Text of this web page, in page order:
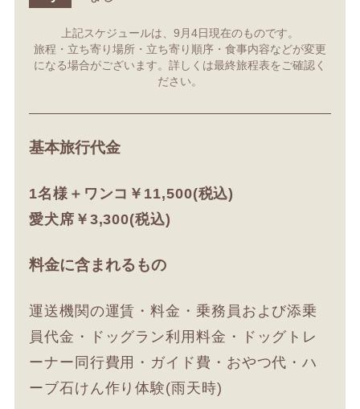
上記スケジュールは、9月4日現在のものです。
旅程・立ち寄り場所・立ち寄り順序・食事内容などが変更
になる場合がございます。詳しくは最終旅程表をご確認く
ださい。
基本旅行代金
1名様＋ワンコ￥11,500(税込)
愛犬席￥3,300(税込)
料金に含まれるもの
運送機関の運賃・料金・乗務員および添乗
員代金・ドッグラン利用料金・ドッグトレ
ーナー同行費用・ガイド費・おやつ代・ハ
ーブ石けん作り体験(雨天時)